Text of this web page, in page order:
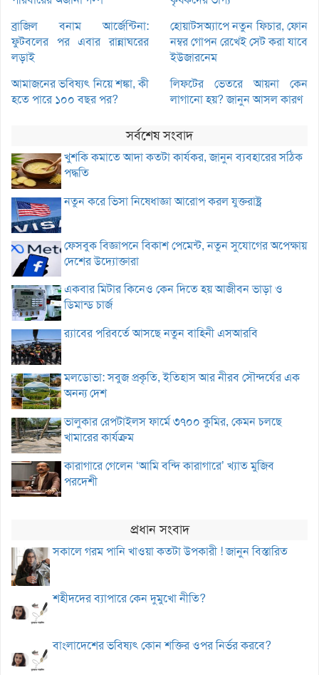
ব্রাজিল বনাম আর্জেন্টিনা:
ফুটবলের পর এবার রান্নাঘরের
লড়াই
হোয়াটসঅ্যাপে নতুন ফিচার, ফোন
নম্বর গোপন রেখেই সেট করা যাবে
ইউজারনেম
আমাজনের ভবিষ্যৎ নিয়ে শঙ্কা, কী
হতে পারে ১০০ বছর পর?
লিফটের ভেতরে আয়না কেন
লাগানো হয়? জানুন আসল কারণ
সর্বশেষ সংবাদ
খুশকি কমাতে আদা কতটা কার্যকর, জানুন ব্যবহারের সঠিক
পদ্ধতি
নতুন করে ভিসা নিষেধাজ্ঞা আরোপ করল যুক্তরাষ্ট্র
ফেসবুক বিজ্ঞাপনে বিকাশ পেমেন্ট, নতুন সুযোগের অপেক্ষায়
দেশের উদ্যোক্তারা
একবার মিটার কিনেও কেন দিতে হয় আজীবন ভাড়া ও
ডিমান্ড চার্জ
র‌্যাবের পরিবর্তে আসছে নতুন বাহিনী এসআরবি
মলডোভা: সবুজ প্রকৃতি, ইতিহাস আর নীরব সৌন্দর্যের এক
অনন্য দেশ
ভালুকার রেপটাইলস ফার্মে ৩৭০০ কুমির, কেমন চলছে
খামারের কার্যক্রম
কারাগারে গেলেন ‘আমি বন্দি কারাগারে’ খ্যাত মুজিব
পরদেশী
প্রধান সংবাদ
সকালে গরম পানি খাওয়া কতটা উপকারী ! জানুন বিস্তারিত
শহীদদের ব্যাপারে কেন দুমুখো নীতি?
বাংলাদেশের ভবিষ্যৎ কোন শক্তির ওপর নির্ভর করবে?